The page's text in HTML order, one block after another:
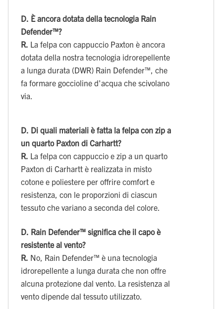
D. È ancora dotata della tecnologia Rain
Defender™?
R. La felpa con cappuccio Paxton è ancora
dotata della nostra tecnologia idrorepellente
a lunga durata (DWR) Rain Defender™, che
fa formare goccioline d'acqua che scivolano
via.
D. Di quali materiali è fatta la felpa con zip a
un quarto Paxton di Carhartt?
R. La felpa con cappuccio e zip a un quarto
Paxton di Carhartt è realizzata in misto
cotone e poliestere per offrire comfort e
resistenza, con le proporzioni di ciascun
tessuto che variano a seconda del colore.
D. Rain Defender™ significa che il capo è
resistente al vento?
R. No, Rain Defender™ è una tecnologia
idrorepellente a lunga durata che non offre
alcuna protezione dal vento. La resistenza al
vento dipende dal tessuto utilizzato.